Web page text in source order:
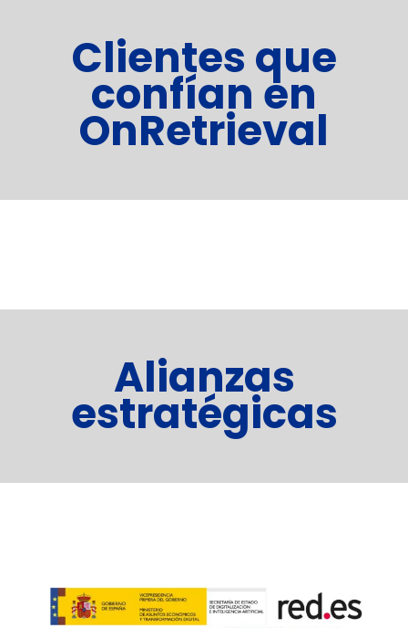
Clientes que
confían en
OnRetrieval
Alianzas
estratégicas